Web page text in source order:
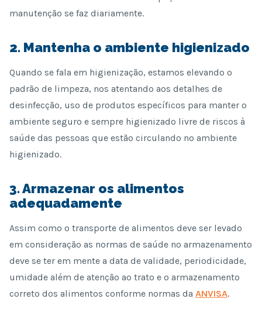
manutenção se faz diariamente.
2. Mantenha o ambiente higienizado
Quando se fala em higienização, estamos elevando o
padrão de limpeza, nos atentando aos detalhes de
desinfecção, uso de produtos específicos para manter o
ambiente seguro e sempre higienizado livre de riscos à
saúde das pessoas que estão circulando no ambiente
higienizado.
3. Armazenar os alimentos
adequadamente
Assim como o transporte de alimentos deve ser levado
em consideração as normas de saúde no armazenamento
deve se ter em mente a data de validade, periodicidade,
umidade além de atenção ao trato e o armazenamento
correto dos alimentos conforme normas da ANVISA.